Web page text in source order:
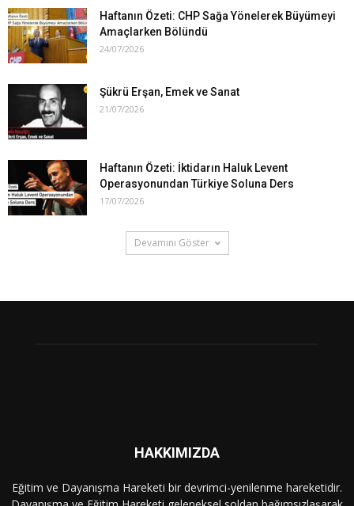
Haftanın Özeti: CHP Sağa Yönelerek Büyümeyi
Amaçlarken Bölündü
24/07/2026
Şükrü Erşan, Emek ve Sanat
21/07/2026
Haftanın Özeti: İktidarın Haluk Levent
Operasyonundan Türkiye Soluna Ders
17/07/2026
Devamını Göster
HAKKIMIZDA
Eğitim ve Dayanışma Hareketi bir devrimci-yenilenme hareketidir.